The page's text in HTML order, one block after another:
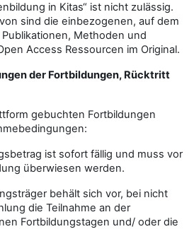
in Kitas“ ist nicht zulässig.
sind die einbezogenen, auf dem
Methoden und
Access Ressourcen im Original.
der Fortbildungen, Rücktritt
gebuchten Fortbildungen
ist sofort fällig und muss vor
überwiesen werden.
behält sich vor, bei nicht
die Teilnahme an der
Fortbildungstagen und/ oder die